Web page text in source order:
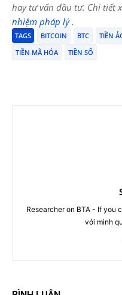
hay tư vấn đầu tư. Chi tiết
nhiệm pháp lý.
TAGS BITCOIN BTC TIỀN
TIỀN MÃ HÓA
TIỀN SỐ
Researcher on BTA - If you
với mình